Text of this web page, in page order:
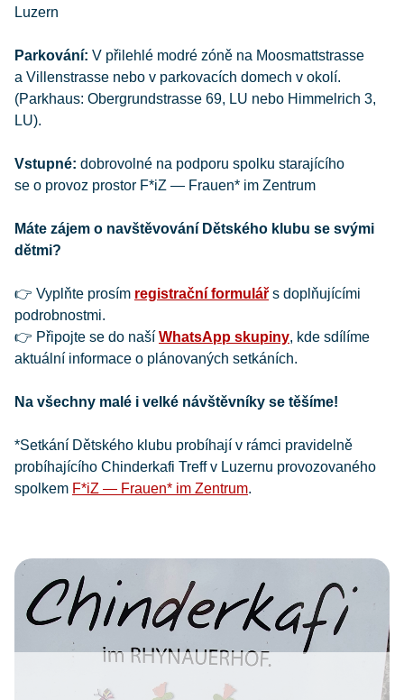
Luzern
Parkování: V přilehlé modré zóně na Moosmattstrasse
a Villenstrasse nebo v parkovacích domech v okolí.
(Parkhaus: Obergrundstrasse 69, LU nebo Himmelrich 3,
LU).
Vstupné: dobrovolné na podporu spolku starajícího
se o provoz prostor F*iZ — Frauen* im Zentrum
Máte zájem o navštěvování Dětského klubu se svými
dětmi?
👉 Vyplňte prosím registrační formulář s doplňujícími
podrobnostmi.
👉 Připojte se do naší WhatsApp skupiny, kde sdílíme
aktuální informace o plánovaných setkáních.
Na všechny malé i velké návštěvníky se těšíme!
*Setkání Dětského klubu probíhají v rámci pravidelně
probíhajícího Chinderkafi Treff v Luzernu provozovaného
spolkem F*iZ — Frauen* im Zentrum.